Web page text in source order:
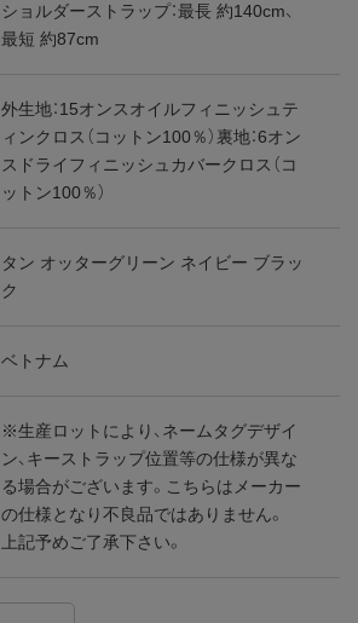
ショルダーストラップ：最長 約140cm、
最短 約87cm
外生地：15オンスオイルフィニッシュテ
ィンクロス（コットン100％）裏地：6オン
スドライフィニッシュカバークロス（コ
ットン100％）
タン オッターグリーン ネイビー ブラッ
ク
ベトナム
※生産ロットにより、ネームタグデザイ
ン、キーストラップ位置等の仕様が異な
る場合がございます。こちらはメーカー
の仕様となり不良品ではありません。
上記予めご了承下さい。